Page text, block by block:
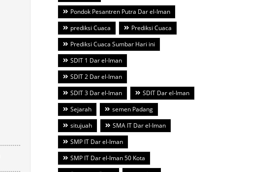
Pondok Pesantren Putra Dar el-Iman
prediksi Cuaca
Prediksi Cuaca
Prediksi Cuaca Sumbar Hari ini
SDIT 1 Dar el-Iman
SDIT 2 Dar el-Iman
SDIT 3 Dar el-Iman
SDIT Dar el-Iman
Sejarah
semen Padang
situjuah
SMA IT Dar el-Iman
SMP IT Dar el-Iman
SMP IT Dar el-Iman 50 Kota